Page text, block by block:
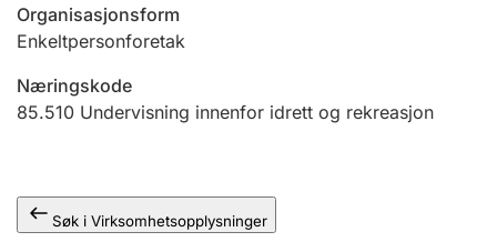
Offentlig sektor
Organisasjonsform
Enkeltpersonforetak
Næringskode
85.510 Undervisning innenfor idrett og rekreasjon
Søk i Virksomhetsopplysninger